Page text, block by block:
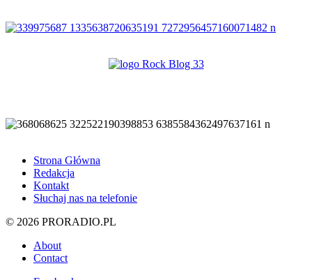
Strona Główna
Redakcja
Kontakt
Słuchaj nas na telefonie
© 2026 PRORADIO.PL
About
Contact